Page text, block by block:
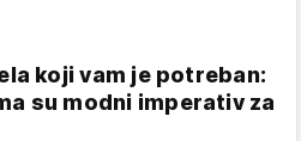
koji vam je potreban:
su modni imperativ za